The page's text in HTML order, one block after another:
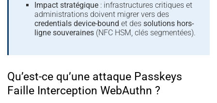
Impact stratégique: infrastructures critiques et
administrations doivent migrer vers des
credentials device-bound et des solutions hors-
ligne souveraines(NFC HSM, clés segmentées).
Qu’est-ce qu’une attaque Passkeys
Faille Interception WebAuthn ?